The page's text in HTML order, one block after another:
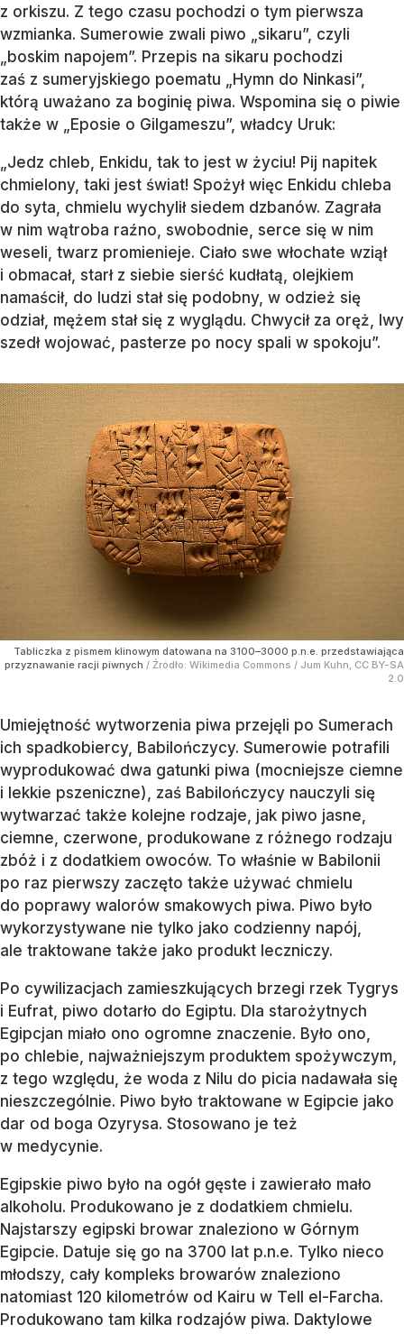
z orkiszu. Z tego czasu pochodzi o tym pierwsza
wzmianka. Sumerowie zwali piwo „sikaru”, czyli
„boskim napojem”. Przepis na sikaru pochodzi
zaś z sumeryjskiego poematu „Hymn do Ninkasi”,
którą uważano za boginię piwa. Wspomina się o piwie
także w „Eposie o Gilgameszu”, władcy Uruk:
„Jedz chleb, Enkidu, tak to jest w życiu! Pij napitek
chmielony, taki jest świat! Spożył więc Enkidu chleba
do syta, chmielu wychylił siedem dzbanów. Zagrała
w nim wątroba raźno, swobodnie, serce się w nim
weseli, twarz promienieje. Ciało swe włochate wziął
i obmacał, starł z siebie sierść kudłatą, olejkiem
namaścił, do ludzi stał się podobny, w odzież się
odział, mężem stał się z wyglądu. Chwycił za oręż, lwy
szedł wojować, pasterze po nocy spali w spokoju”.
Tabliczka z pismem klinowym datowana na 3100–3000 p.n.e. przedstawiająca
przyznawanie racji piwnych / Źródło: Wikimedia Commons / Jum Kuhn, CC BY-SA
2.0
Umiejętność wytworzenia piwa przejęli po Sumerach
ich spadkobiercy, Babilończycy. Sumerowie potrafili
wyprodukować dwa gatunki piwa (mocniejsze ciemne
i lekkie pszeniczne), zaś Babilończycy nauczyli się
wytwarzać także kolejne rodzaje, jak piwo jasne,
ciemne, czerwone, produkowane z różnego rodzaju
zbóż i z dodatkiem owoców. To właśnie w Babilonii
po raz pierwszy zaczęto także używać chmielu
do poprawy walorów smakowych piwa. Piwo było
wykorzystywane nie tylko jako codzienny napój,
ale traktowane także jako produkt leczniczy.
Po cywilizacjach zamieszkujących brzegi rzek Tygrys
i Eufrat, piwo dotarło do Egiptu. Dla starożytnych
Egipcjan miało ono ogromne znaczenie. Było ono,
po chlebie, najważniejszym produktem spożywczym,
z tego względu, że woda z Nilu do picia nadawała się
nieszczególnie. Piwo było traktowane w Egipcie jako
dar od boga Ozyrysa. Stosowano je też
w medycynie.
Egipskie piwo było na ogół gęste i zawierało mało
alkoholu. Produkowano je z dodatkiem chmielu.
Najstarszy egipski browar znaleziono w Górnym
Egipcie. Datuje się go na 3700 lat p.n.e. Tylko nieco
młodszy, cały kompleks browarów znaleziono
natomiast 120 kilometrów od Kairu w Tell el-Farcha.
Produkowano tam kilka rodzajów piwa. Daktylowe